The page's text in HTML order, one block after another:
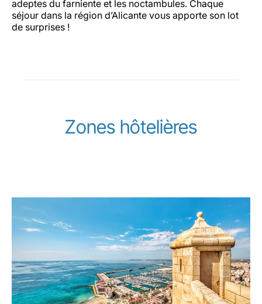
adeptes du farniente et les noctambules. Chaque
séjour dans la région d’Alicante vous apporte son lot
de surprises !
Zones hôtelières